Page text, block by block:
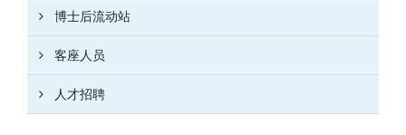
博士后流动站
客座人员
人才招聘